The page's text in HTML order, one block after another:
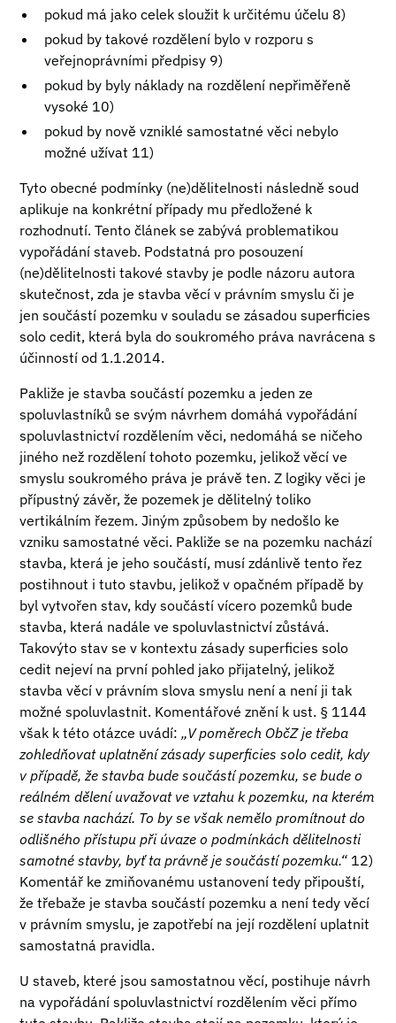
pokud má jako celek sloužit k určitému účelu 8)
pokud by takové rozdělení bylo v rozporu s
veřejnoprávními předpisy 9)
pokud by byly náklady na rozdělení nepřiměřeně
vysoké 10)
pokud by nově vzniklé samostatné věci nebylo
možné užívat 11)
Tyto obecné podmínky (ne)dělitelnosti následně soud
aplikuje na konkrétní případy mu předložené k
rozhodnutí. Tento článek se zabývá problematikou
vypořádání staveb. Podstatná pro posouzení
(ne)dělitelnosti takové stavby je podle názoru autora
skutečnost, zda je stavba věcí v právním smyslu či je
jen součástí pozemku v souladu se zásadou superficies
solo cedit, která byla do soukromého práva navrácena s
účinností od 1.1.2014.
Pakliže je stavba součástí pozemku a jeden ze
spoluvlastníků se svým návrhem domáhá vypořádání
spoluvlastnictví rozdělením věci, nedomáhá se ničeho
jiného než rozdělení tohoto pozemku, jelikož věcí ve
smyslu soukromého práva je právě ten. Z logiky věci je
přípustný závěr, že pozemek je dělitelný toliko
vertikálním řezem. Jiným způsobem by nedošlo ke
vzniku samostatné věci. Pakliže se na pozemku nachází
stavba, která je jeho součástí, musí zdánlivě tento řez
postihnout i tuto stavbu, jelikož v opačném případě by
byl vytvořen stav, kdy součástí vícero pozemků bude
stavba, která nadále ve spoluvlastnictví zůstává.
Takovýto stav se v kontextu zásady superficies solo
cedit nejeví na první pohled jako přijatelný, jelikož
stavba věcí v právním slova smyslu není a není ji tak
možné spoluvlastnit. Komentářové znění k ust. § 1144
však k této otázce uvádí:„V poměrech ObčZ je třeba
zohledňovat uplatnění zásady superficies solo cedit, kdy
v případě, že stavba bude součástí pozemku, se bude o
reálném dělení uvažovat ve vztahu k pozemku, na kterém
se stavba nachází. To by se však nemělo promítnout do
odlišného přístupu při úvaze o podmínkách dělitelnosti
samotné stavby, byť ta právně je součástí pozemku.“ 12)
Komentář ke zmiňovanému ustanovení tedy připouští,
že třebaže je stavba součástí pozemku a není tedy věcí
v právním smyslu, je zapotřebí na její rozdělení uplatnit
samostatná pravidla.
U staveb, které jsou samostatnou věcí, postihuje návrh
na vypořádání spoluvlastnictví rozdělením věci přímo